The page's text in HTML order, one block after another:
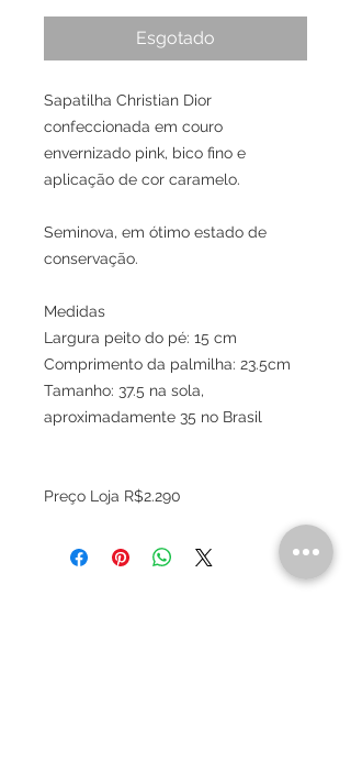
Esgotado
Sapatilha Christian Dior
confeccionada em couro
envernizado pink, bico fino e
aplicação de cor caramelo.
Seminova, em ótimo estado de
conservação.
Medidas
Largura peito do pé: 15 cm
Comprimento da palmilha: 23.5cm
Tamanho: 37.5 na sola,
aproximadamente 35 no Brasil
Preço Loja R$2.290